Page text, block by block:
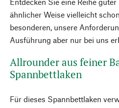
ähnlicher Weise vielleicht
besonderen, unsere
Ausführung aber nur bei uns
Allrounder aus feiner
Spannbettlaken
Für dieses Spannbettlaken